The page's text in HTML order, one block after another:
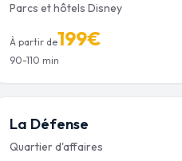
Parcs et hôtels Disney
À partir de199€
90-110 min
La Défense
Quartier d'affaires